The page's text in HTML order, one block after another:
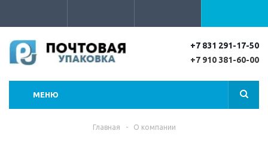
+7 831 291-17-50
+7 910 381-60-00
МЕНЮ
Главная - О компании